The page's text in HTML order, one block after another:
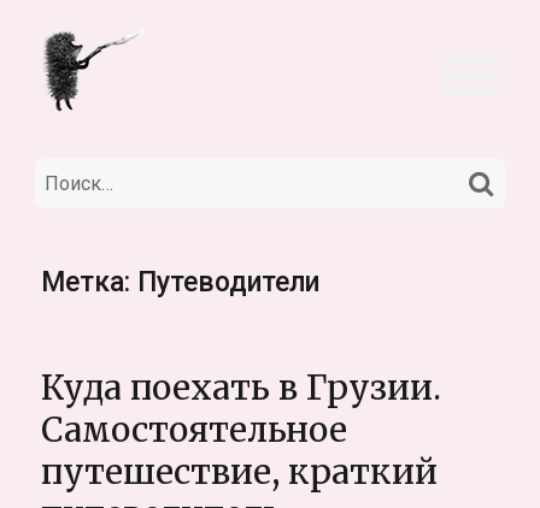
Искать:
Метка: Путеводители
Куда поехать в Грузии.
Самостоятельное
путешествие, краткий